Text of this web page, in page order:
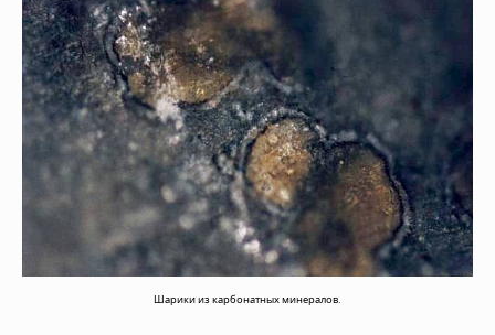
Шарики из карбонатных минералов.